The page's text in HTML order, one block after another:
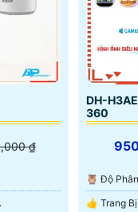
trên thị trường
₫
DH-
360
🦉 Độ